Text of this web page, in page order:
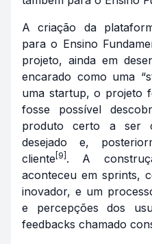
A criação da
para o Ensino
projeto, ainda em
encarado como uma
uma startup, o projeto
fosse possível
produto certo a ser
desejado e,
cliente [9] . A
aconteceu em sprints,
inovador, e um
e percepções dos
feedbacks chamado